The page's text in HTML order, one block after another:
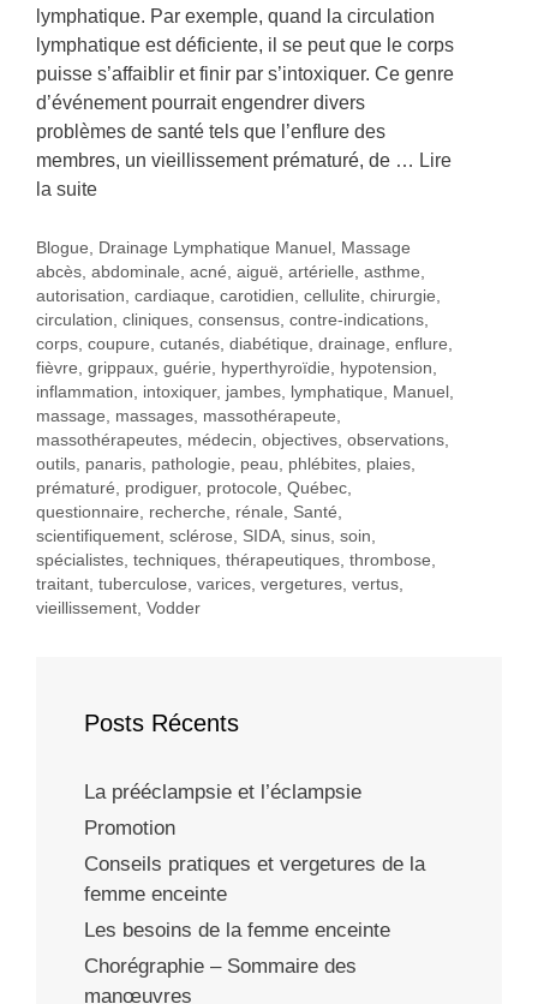
lymphatique. Par exemple, quand la circulation
lymphatique est déficiente, il se peut que le corps
puisse s’affaiblir et finir par s’intoxiquer. Ce genre
d’événement pourrait engendrer divers
problèmes de santé tels que l’enflure des
membres, un vieillissement prématuré, de … Lire
la suite
Catégories
Blogue, Drainage Lymphatique Manuel , Massage
Étiquettes
abcès, abdominale, acné, aiguë, artérielle, asthme,
autorisation, cardiaque, carotidien, cellulite, chirurgie,
circulation, cliniques, consensus, contre-indications,
corps, coupure, cutanés, diabétique, drainage, enflure,
fièvre, grippaux, guérie, hyperthyroïdie, hypotension,
inflammation, intoxiquer, jambes, lymphatique, Manuel ,
massage, massages, massothérapeute,
massothérapeutes, médecin, objectives, observations,
outils, panaris, pathologie, peau, phlébites, plaies,
prématuré, prodiguer, protocole, Québec,
questionnaire, recherche, rénale, Santé,
scientifiquement, sclérose, SIDA, sinus, soin,
spécialistes, techniques, thérapeutiques, thrombose,
traitant, tuberculose, varices, vergetures, vertus,
vieillissement, Vodder
Posts Récents
La prééclampsie et l’éclampsie
Promotion
Conseils pratiques et vergetures de la
femme enceinte
Les besoins de la femme enceinte
Chorégraphie – Sommaire des
manœuvres